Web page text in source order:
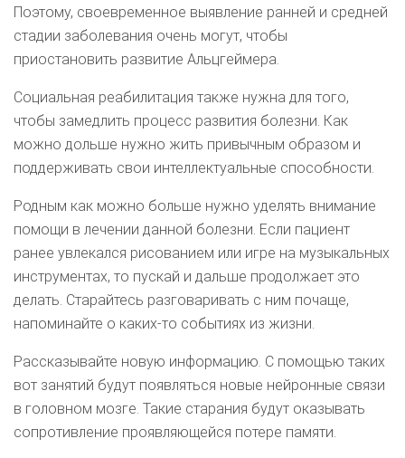
Поэтому, своевременное выявление ранней и средней
стадии заболевания очень могут, чтобы
приостановить развитие Альцгеймера.
Социальная реабилитация также нужна для того,
чтобы замедлить процесс развития болезни. Как
можно дольше нужно жить привычным образом и
поддерживать свои интеллектуальные способности.
Родным как можно больше нужно уделять внимание
помощи в лечении данной болезни. Если пациент
ранее увлекался рисованием или игре на музыкальных
инструментах, то пускай и дальше продолжает это
делать. Старайтесь разговаривать с ним почаще,
напоминайте о каких-то событиях из жизни.
Рассказывайте новую информацию. С помощью таких
вот занятий будут появляться новые нейронные связи
в головном мозге. Такие старания будут оказывать
сопротивление проявляющейся потере памяти.